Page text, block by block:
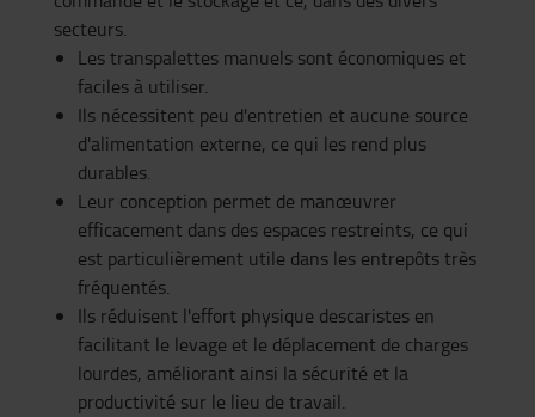
secteurs.
Les transpalettes manuels sont économiques et
faciles à utiliser.
Ils nécessitent peu d'entretien et aucune source
d'alimentation externe, ce qui les rend plus
durables.
Leur conception permet de manœuvrer
efficacement dans des espaces restreints, ce qui
est particulièrement utile dans les entrepôts très
fréquentés.
Ils réduisent l'effort physique descaristes en
facilitant le levage et le déplacement de charges
lourdes, améliorant ainsi la sécurité et la
productivité sur le lieu de travail.